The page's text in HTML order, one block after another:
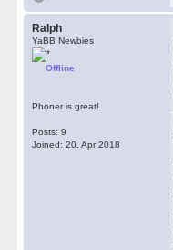
Ralph
YaBB Newbies
Offline
Phoner is great!
Posts: 9
Joined: 20. Apr 2018